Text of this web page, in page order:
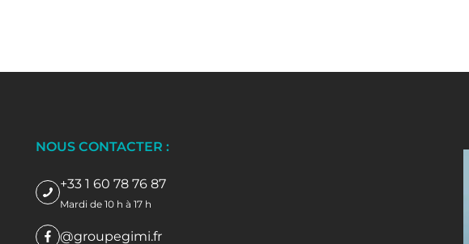
NOUS CONTACTER :
+33 1 60 78 76 87
Mardi de 10 h à 17 h
@groupegimi.fr